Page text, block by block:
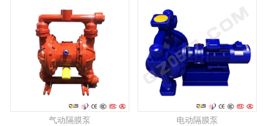
气动隔膜泵 电动隔膜泵